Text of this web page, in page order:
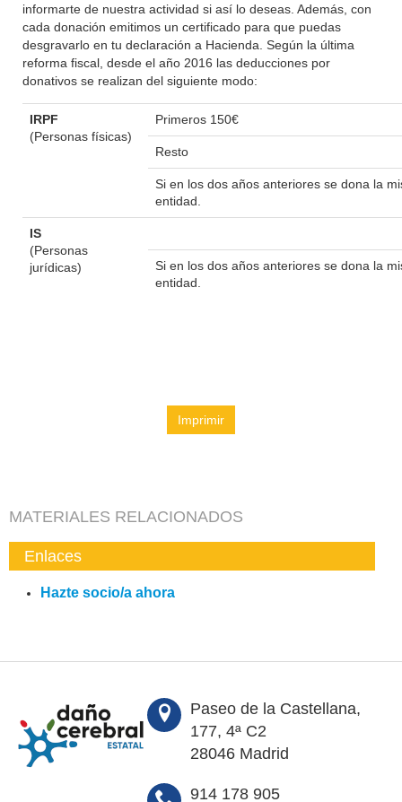
informarte de nuestra actividad si así lo deseas. Además, con
cada donación emitimos un certificado para que puedas
desgravarlo en tu declaración a Hacienda. Según la última
reforma fiscal, desde el año 2016 las deducciones por
donativos se realizan del siguiente modo:
IRPF
(Personas físicas)
Primeros 150€
Resto
Si en los dos años anteriores se dona la
entidad.
IS
(Personas
jurídicas)
Si en los dos años anteriores se dona la
entidad.
Imprimir
MATERIALES RELACIONADOS
Enlaces
Hazte socio/a ahora
Paseo de la Castellana,
177, 4ª C2
28046 Madrid
914 178 905